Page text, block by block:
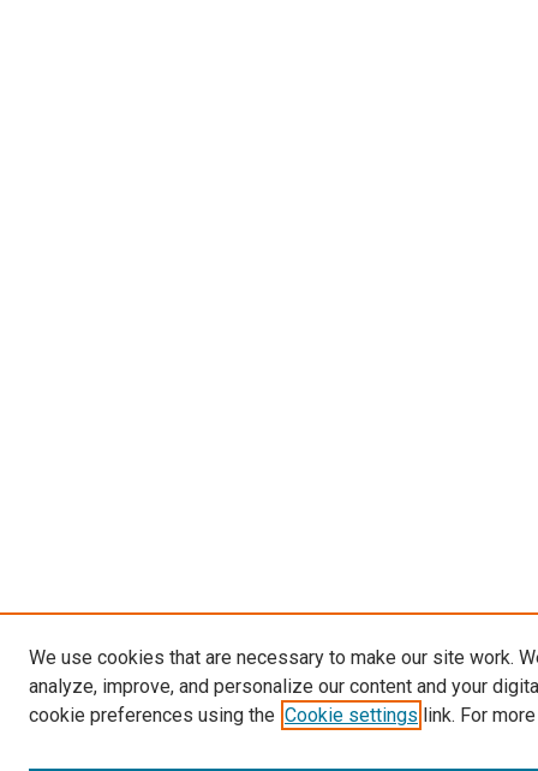
We use cookies that are necessary to make our site work.
analyze, improve, and personalize our content and your
cookie preferences using the Cookie settings link. For